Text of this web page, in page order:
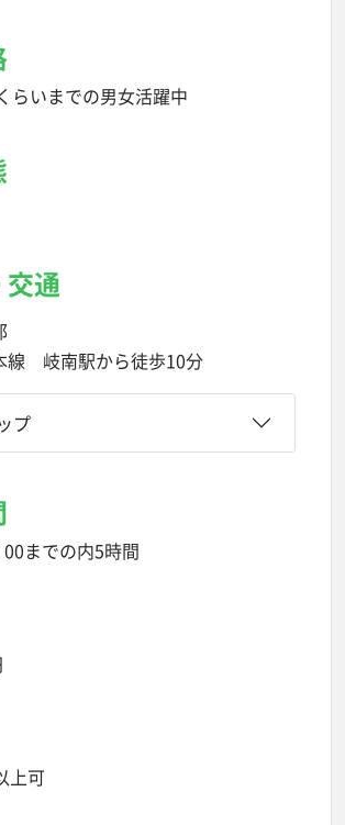
らいまでの男女活躍中
通
線 岐南駅から徒歩10分
プ
までの内5時間
上可